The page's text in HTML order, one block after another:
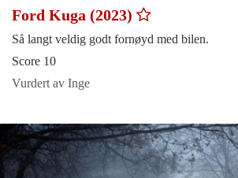
Ford Kuga (2023)
Så langt veldig godt fornøyd med bilen.
Score 10
Vurdert av Inge